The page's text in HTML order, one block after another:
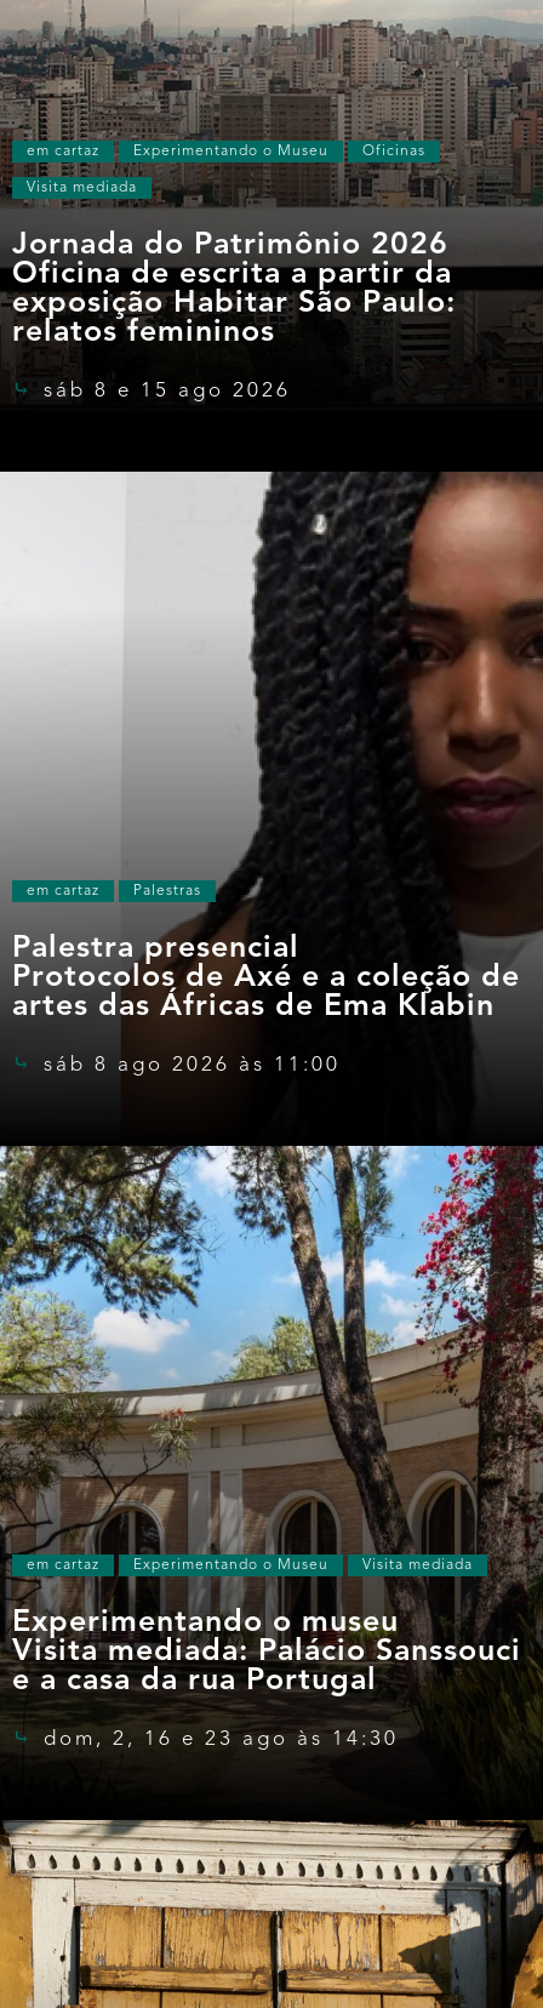
em cartaz Experimentando o Museu Oficinas
Visita mediada
Jornada do Patrimônio 2026
Oficina de escrita a partir da
exposição Habitar São Paulo:
relatos femininos
sáb 8 e 15 ago 2026
em cartaz Palestras
Palestra presencial
Protocolos de Axé e a coleção de
artes das Áfricas de Ema Klabin
sáb 8 ago 2026 às 11:00
em cartaz Experimentando o Museu Visita mediada
Experimentando o museu
Visita mediada: Palácio Sanssouci
e a casa da rua Portugal
dom, 2, 16 e 23 ago às 14:30